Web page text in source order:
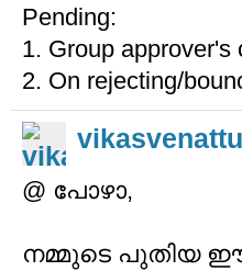
Pending:
1. Group approver's
2. On rejecting/
vikasvenattu
@ പോഴാ,
നമ്മുടെ പുതിയ